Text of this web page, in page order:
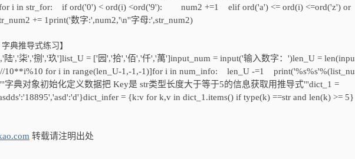
i in str_for: if ord('0') < ord(i) <ord('9'): num2 +=1 elif ord('a') <= ord(i) <=ord('z') or
+= 1print('数字:',num2,'\n''字母:',str_num2)
典推导式练习】
','柒','捌','玖']list_U = ['园','拾','佰','仟','萬']input_num = input('输入数字：')len_U = len(inpu
10**i%10 for i in range(len_U-1,-1,-1)]for i in num_info: len_U -=1 print('%s%s'%(list_nu
字典对象初始化定义数据把 Key是 str类型长度大于等于5的信息获取用推导式'''dict_1 =
= {k:v for k,v in dict_1.items() if type(k) ==str and len(k) >= 5}
转载请注明出处